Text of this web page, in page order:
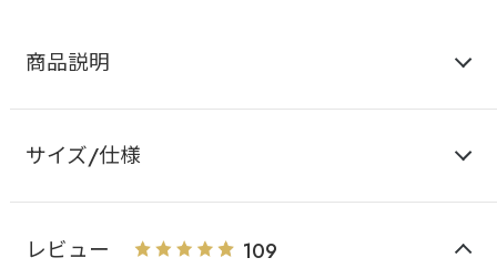
商品説明
サイズ/仕様
レビュー 109